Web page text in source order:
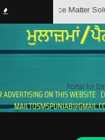
(Service Matter
Portal for